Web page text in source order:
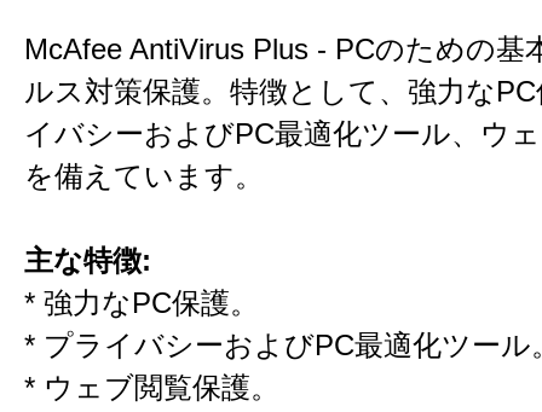
McAfee AntiVirus Plus - PCのための基
ルス対策保護。特徴として、強力な
イバシーおよびPC最適化ツール、ウ
を備えています。
主な特徴:
* 強力なPC保護。
* プライバシーおよびPC最適化ツール
* ウェブ閲覧保護。